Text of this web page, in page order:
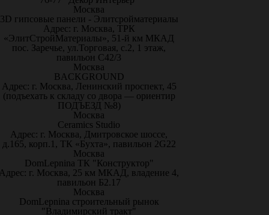
Москва
3D гипсовые панели - Элитсройматериалы
Адрес: г. Москва, ТРК
«ЭлитСтройМатериалы», 51-й км МКАД
пос. Заречье, ул.Торговая, с.2, 1 этаж,
павильон С42/3
Москва
BACKGROUND
Адрес: г. Москва, Ленинский проспект, 45
(подъехать к складу со двора — ориентир
ПОДЪЕЗД №8)
Москва
Ceramics Studio
Адрес: г. Москва, Дмитровское шоссе,
д.165, корп.1, ТК «Бухта», павильон 2G22
Москва
DomLepnina ТК "Конструктор"
г. Москва, 25 км МКАД, владение 4,
павильон Б2.17
Москва
DomLepnina строительный рынок
"Владимирский тракт"